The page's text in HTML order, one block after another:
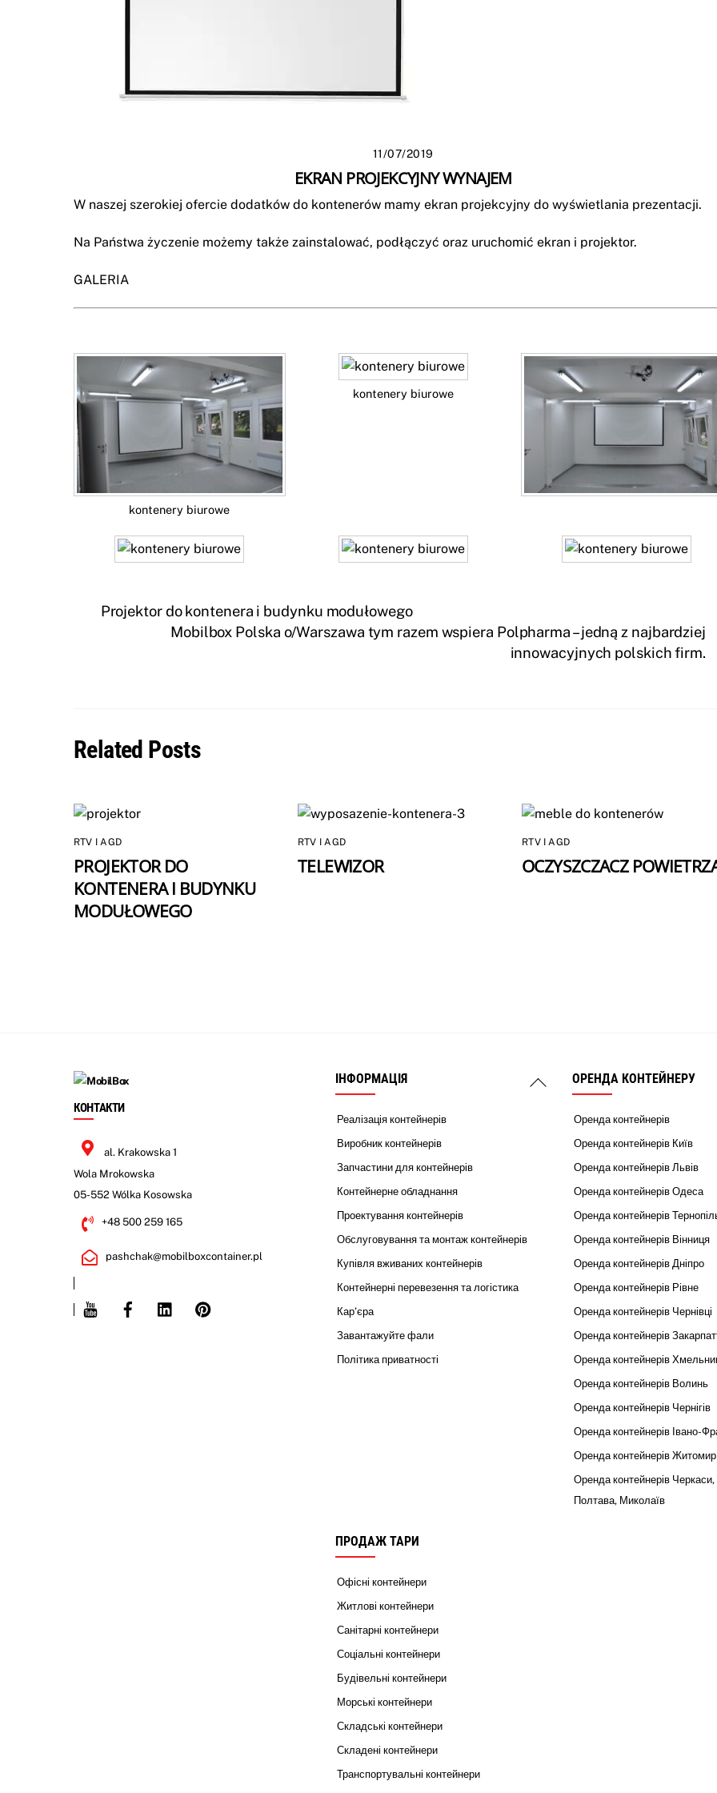
11/07/2019
EKRAN PROJEKCYJNY WYNAJEM
W naszej szerokiej ofercie dodatków do kontenerów mamy ekran projekcyjny do wyświetlania prezentacji.
Na Państwa życzenie możemy także zainstalować, podłączyć oraz uruchomić ekran i projektor.
GALERIA
kontenery biurowe
kontenery biurowe
Projektor do kontenera i budynku modułowego
Mobilbox Polska o/Warszawa tym razem wspiera Polpharma – jedną z najbardziej
innowacyjnych polskich firm.
Related Posts
RTV I AGD
PROJEKTOR DO
KONTENERA I BUDYNKU
MODUŁOWEGO
RTV I AGD
TELEWIZOR
RTV I AGD
OCZYSZCZACZ
Back
КОНТАКТИ
al. Krakowska 1
Wola Mrokowska
05-552 Wólka Kosowska
+48 500 259 165
pashchak@mobilboxcontainer.pl
Youtube Linkedin
ІНФОРМАЦІЯ
Реалізація контейнерів
Виробник контейнерів
Запчастини для контейнерів
Контейнерне обладнання
Проектування контейнерів
Обслуговування та монтаж контейнерів
Купівля вживаних контейнерів
Контейнерні перевезення та логістика
Кар’єра
Завантажуйте фали
Політика приватності
ОРЕНДА КОНТЕЙНЕРУ
Оренда контейнерів
Оренда контейнерів Київ
Оренда контейнерів Львів
Оренда контейнерів Одеса
Оренда контейнерів
Оренда контейнерів Вінниця
Оренда контейнерів Дніпро
Оренда контейнерів Рівне
Оренда контейнерів Чернівці
Оренда контейнерів
Оренда контейнерів
Оренда контейнерів Волинь
Оренда контейнерів Чернігів
Оренда контейнерів Івано-
Оренда контейнерів Житомир
Оренда контейнерів
Полтава, Миколаїв
ПРОДАЖ ТАРИ
Офісні контейнери
Житлові контейнери
Санітарні контейнери
Соціальні контейнери
Будівельні контейнери
Морські контейнери
Складські контейнери
Складені контейнери
Транспортувальні контейнери